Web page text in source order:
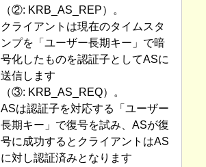
（②: KRB_AS_REP）。
クライアントは現在のタイムスタ
ンプを「ユーザー長期キー」で暗
号化したものを認証子としてASに
送信します
（③: KRB_AS_REQ）。
ASは認証子を対応する「ユーザー
長期キー」で復号を試み、ASが復
号に成功するとクライアントはAS
に対し認証済みとなります